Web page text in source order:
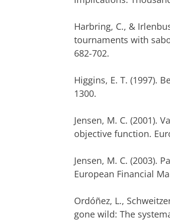
Harbring, C., &
tournaments with
682-702.
Higgins, E. T. (1997).
1300.
Jensen, M. C. (2001).
objective function.
Jensen, M. C. (2003).
European Financial
Ordóñez, L.,
gone wild: The